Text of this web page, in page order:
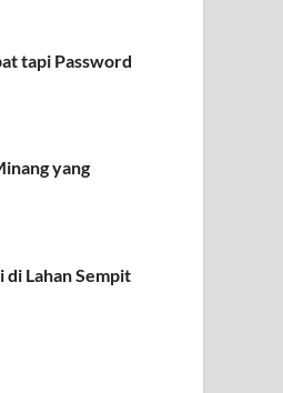
tapi Password
yang
di Lahan Sempit